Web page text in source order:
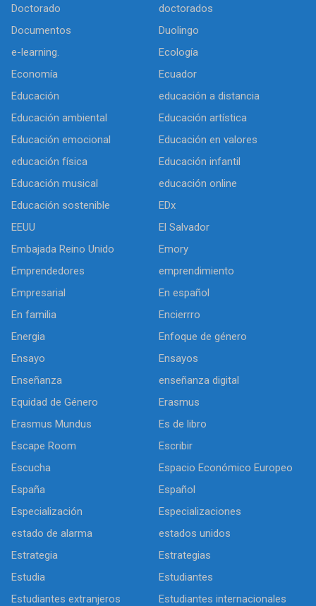
Doctorado
doctorados
Documentos
Duolingo
e-learning.
Ecología
Economía
Ecuador
Educación
educación a distancia
Educación ambiental
Educación artística
Educación emocional
Educación en valores
educación física
Educación infantil
Educación musical
educación online
Educación sostenible
EDx
EEUU
El Salvador
Embajada Reino Unido
Emory
Emprendedores
emprendimiento
Empresarial
En español
En familia
Encierrro
Energia
Enfoque de género
Ensayo
Ensayos
Enseñanza
enseñanza digital
Equidad de Género
Erasmus
Erasmus Mundus
Es de libro
Escape Room
Escribir
Escucha
Espacio Económico Europeo
España
Español
Especialización
Especializaciones
estado de alarma
estados unidos
Estrategia
Estrategias
Estudia
Estudiantes
Estudiantes extranjeros
Estudiantes internacionales